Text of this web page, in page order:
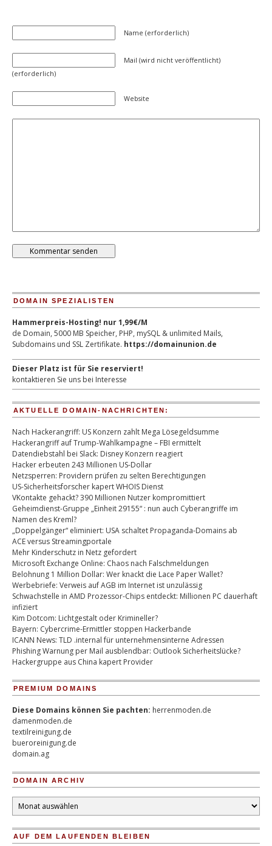
Name (erforderlich)
Mail (wird nicht veröffentlicht)
(erforderlich)
Website
DOMAIN SPEZIALISTEN
Hammerpreis-Hosting! nur 1,99€/M
de Domain, 5000 MB Speicher, PHP, mySQL & unlimited Mails,
Subdomains und SSL Zertifikate. https://domainunion.de
Dieser Platz ist für Sie reserviert!
kontaktieren Sie uns bei Interesse
AKTUELLE DOMAIN-NACHRICHTEN:
Nach Hackerangriff: US Konzern zahlt Mega Lösegeldsumme
Hackerangriff auf Trump-Wahlkampagne – FBI ermittelt
Datendiebstahl bei Slack: Disney Konzern reagiert
Hacker erbeuten 243 Millionen US-Dollar
Netzsperren: Providern prüfen zu selten Berechtigungen
US-Sicherheitsforscher kapert WHOIS Dienst
VKontakte gehackt? 390 Millionen Nutzer kompromittiert
Geheimdienst-Gruppe „Einheit 29155“ : nun auch Cyberangriffe im
Namen des Kreml?
„Doppelgänger“ eliminiert: USA schaltet Propaganda-Domains ab
ACE versus Streamingportale
Mehr Kinderschutz in Netz gefordert
Microsoft Exchange Online: Chaos nach Falschmeldungen
Belohnung 1 Million Dollar: Wer knackt die Lace Paper Wallet?
Werbebriefe: Verweis auf AGB im Internet ist unzulässig
Schwachstelle in AMD Prozessor-Chips entdeckt: Millionen PC dauerhaft
infiziert
Kim Dotcom: Lichtgestalt oder Krimineller?
Bayern: Cybercrime-Ermittler stoppen Hackerbande
ICANN News: TLD .internal für unternehmensinterne Adressen
Phishing Warnung per Mail ausblendbar: Outlook Sicherheitslücke?
Hackergruppe aus China kapert Provider
PREMIUM DOMAINS
Diese Domains können Sie pachten: herrenmoden.de
damenmoden.de
textilreinigung.de
bueroreinigung.de
domain.ag
DOMAIN ARCHIV
Domain
Archiv
AUF DEM LAUFENDEN BLEIBEN